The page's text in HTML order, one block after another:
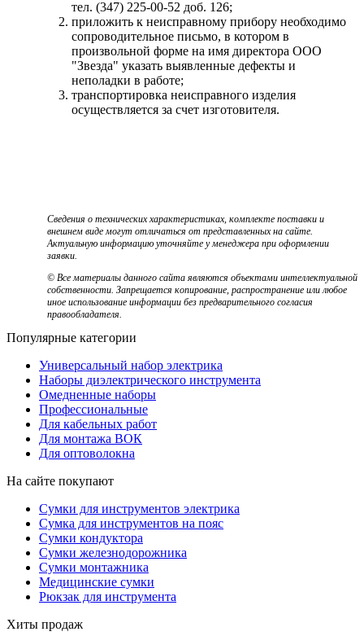
тел. (347) 225-00-52 доб. 126;
приложить к неисправному прибору необходимо
сопроводительное письмо, в котором в
произвольной форме на имя директора ООО
"Звезда" указать выявленные дефекты и
неполадки в работе;
транспортировка неисправного изделия
осуществляется за счет изготовителя.
Сведения о технических характеристиках, комплекте поставки и
внешнем виде могут отличаться от представленных на сайте.
Актуальную информацию уточняйте у менеджера при оформлении
заявки.
© Все материалы данного сайта являются объектами интеллектуальной
собственности. Запрещается копирование, распространение или любое
иное использование информации без предварительного согласия
правообладателя.
Популярные категории
Универсальный набор электрика
Наборы диэлектрического инструмента
Омедненные наборы
Профессиональные
Для кабельных работ
Для монтажа ВОК
Для оптоволокна
На сайте покупают
Сумки для инструментов электрика
Сумка для инструментов на пояс
Сумки кондуктора
Сумки железнодорожника
Сумки монтажника
Медицинские сумки
Рюкзак для инструмента
Хиты продаж